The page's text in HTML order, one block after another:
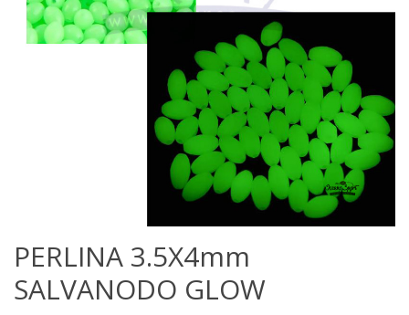
PERLINA 3.5X4mm
SALVANODO GLOW